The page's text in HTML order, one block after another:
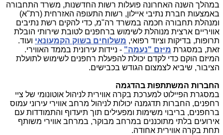
במהלך השנה האחרונה פועלות רשות החדשנות, משרד התחבורה
באמצעות חברת נתיבי איילון, רשות התעופה האזרחית (רת"א)
ומנהלת תחבורה חכמה במשרד רה"מ, כדי להקים רשת נתיבים
אוויריים ארצית מנוהלת לשימוש ברחפנים לטובת שירותי הובלת
תרופות, בדיקות וציוד רפואי, משלוחים בשוק הקמעונאי ועוד.
זאת, במסגרת מיזם "נעמה" - ניידות עירונית בממד האווירי.
המיזם הוקם כדי לקדם יכולת להפעלת רחפנים לשימוש לתועלת
הציבור, שיביא לצמצום הגודש בכבישים.
החברות המשתתפות בהדגמה
במסגרת הפיילוט למערכת בקרה אווירית לניהול אוטונומי של ציי
רחפנים, החברות תדגמנה יכולות לניהול מרחב אווירי עירוני עמוס
ברחפנים, בריבוי משימות ומפעילים תוך תיעדוף והתמודדות עם
אירועים בלתי מתוכננים במרחב מבוקר, במרחב אווירי משותף
תחת בקרה אווירית אחודה.